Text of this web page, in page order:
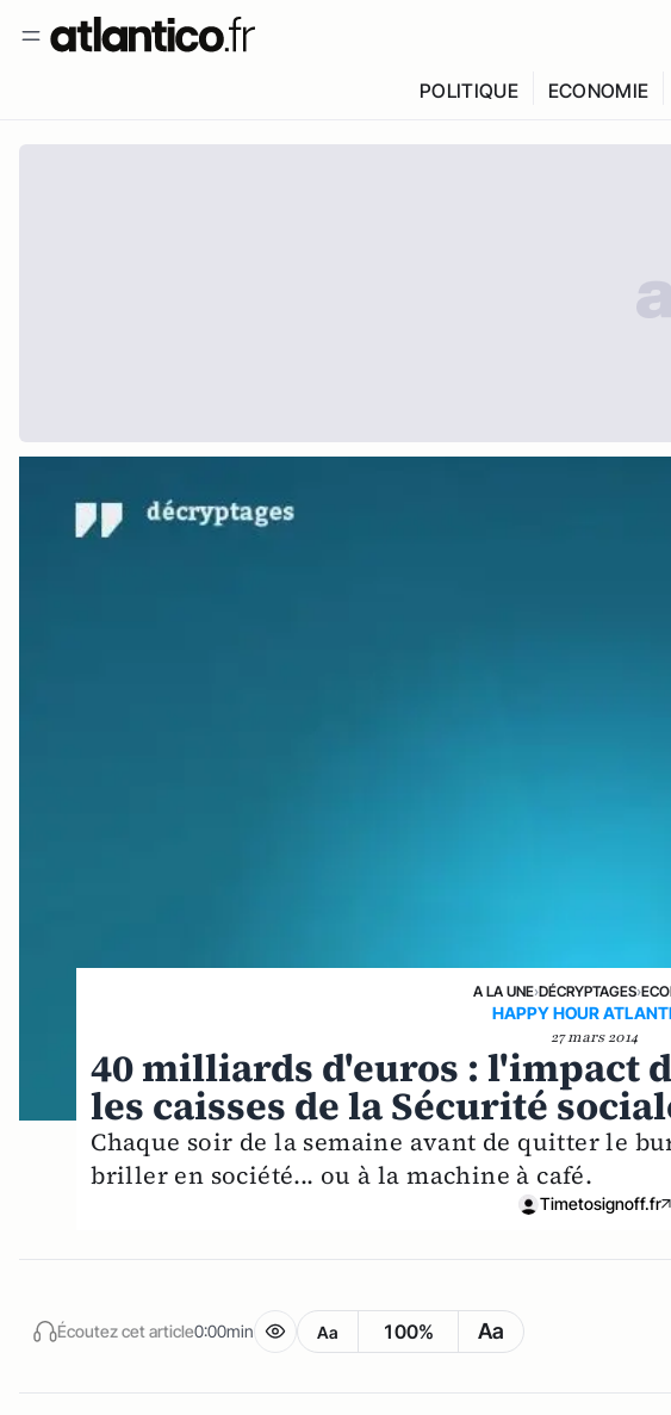
POLITIQUE ECONOMIE
A LA UNE›DÉCRYPTAGES›
HAPPY HOUR
27 mars 2014
40 milliards d'euros : l'impact
les caisses de la Sécurité
Chaque soir de la semaine avant de quitter le
briller en société... ou à la machine à café.
Timetosignoff.fr
Écoutez cet article0:00min Aa 100% Aa